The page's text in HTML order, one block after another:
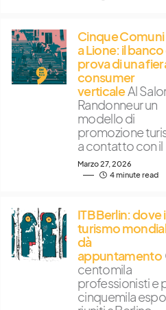
Cinque Comuni
a Lione: il banco
prova di una
consumer
verticale Al
Randonneur un
modello di
promozione
a contatto con il
Marzo 27, 2026
4 minute read
ITB Berlin: dove
turismo
dà
appuntamento
centomila
professionisti e
cinquemila